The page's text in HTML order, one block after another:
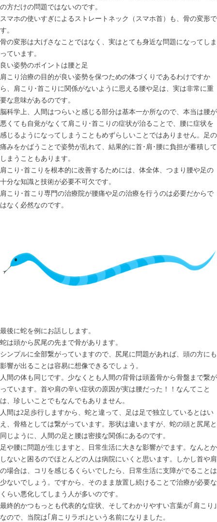
の方だけの問題ではないのです。
スマホの使いすぎによるストレートネック（スマホ首）も、骨の変形で
す。
骨の変形は大げさなことではなく、実はとても身近な問題になってしま
っています。
良い姿勢のポイントは腰と足
肩こり治療の目的が良い姿勢を保つための体づくりであるわけですか
ら、肩こり･首こりに関係がないように思える腰や足は、実は非常に重
要な意味があるのです。
脳科学上、人間はつらいと感じる部分は基本一か所なので、本当は腰が
悪くても自覚がなくて肩こり･首こりの症状が治ることで、腰に症状を
感じるようになってしまうこともめずらしいことではありません。足の
痛みをかばうことで姿勢が乱れて、結果的に首･肩･腰に負担が蓄積して
しまうこともあります。
肩こり･首こりを根本的に改善するためには、体全体、つまり腰や足の
十分な知識と技術が必要不可欠です。
肩こり･首こり専門の治療院が腰痛や足の治療を行うのは必要だからで
はなく必然なのです。
最後に蛇を例にお話しします。
蛇は頭から尻尾の先まで骨があります。
シンプルに全部繋がっていますので、尻尾に問題があれば、頭の方にも
影響が出ることは容易に想像できるでしょう。
人間の体も同じです。少なくとも人間の背骨は頭蓋骨から骨盤まで繋が
っています。首や肩の辛い症状の原因が実は腰だった！！なんてこと
は、珍しいことでもなんでもありません。
人間は2足歩行しますから、蛇と違って、足は足で独立しているとはい
え、骨格としては繋がっています。形状は違いますが、蛇の頭と尻尾と
同じように、人間の足と腰は密接な関係にあるのです。
足や腰に問題が生じますと、日常生活に大きな影響がでます。なんとか
しないと困るのでほとんどの人は病院にいくと思います。しかし首や肩
の場合は、コリを感じるくらいでしたら、日常生活に支障がでることは
少ないでしょう。ですから、そのまま放置し続けることで治療が必要な
くらい悪化してしまう人が多いのです。
最終的かつもっとも代表的な症状、そしてわかりやすい言葉が｢肩こり｣
なので、当院は｢肩こりラボ｣という名前になりました。